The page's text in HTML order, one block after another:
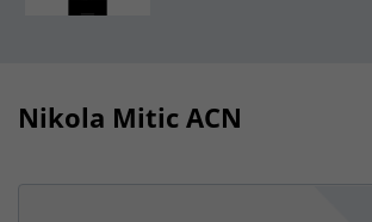
Nikola Mitic ACN